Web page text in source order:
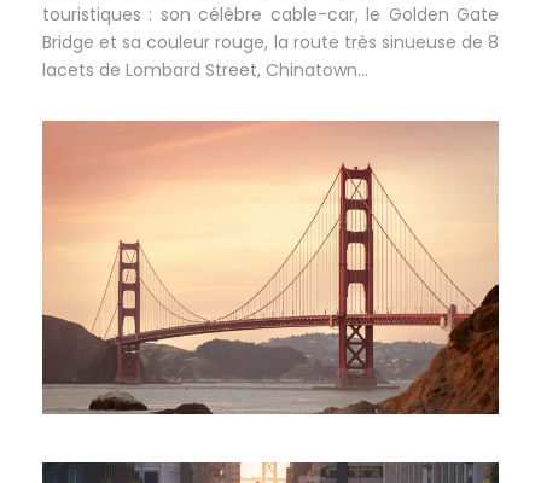
touristiques : son célèbre cable-car, le Golden Gate
Bridge et sa couleur rouge, la route très sinueuse de 8
lacets de Lombard Street, Chinatown…